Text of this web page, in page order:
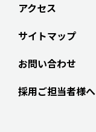
アクセス
サイトマップ
お問い合わせ
採用ご担当者様へ